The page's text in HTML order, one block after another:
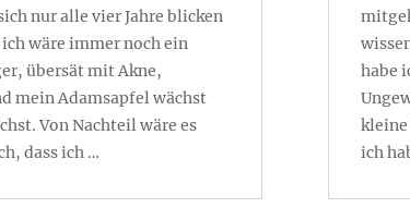
nur alle vier Jahre blicken
wäre immer noch ein
übersät mit Akne,
mein Adamsapfel wächst
Von Nachteil wäre es
dass ich …
habe
kleine
ich